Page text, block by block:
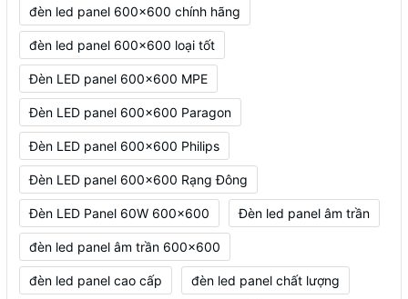
đèn led panel 600x600 chính hãng
đèn led panel 600x600 loại tốt
Đèn LED panel 600x600 MPE
Đèn LED panel 600x600 Paragon
Đèn LED panel 600x600 Philips
Đèn LED panel 600x600 Rạng Đông
Đèn LED Panel 60W 600x600 Đèn led panel âm trần
đèn led panel âm trần 600x600
đèn led panel cao cấp đèn led panel chất lượng